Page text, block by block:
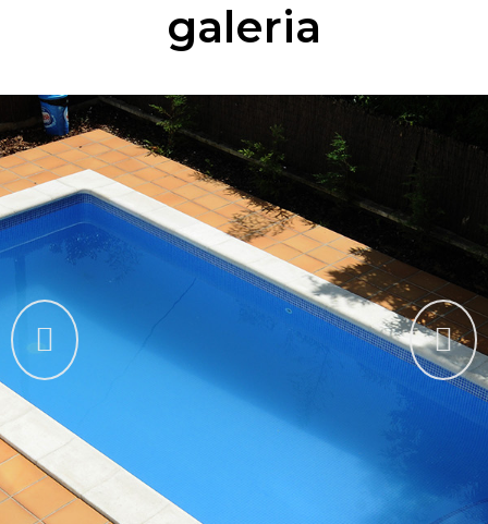
galeria